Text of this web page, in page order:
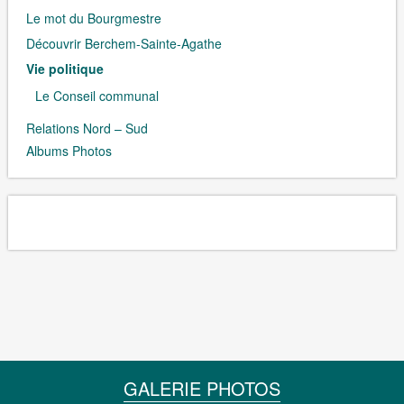
Le mot du Bourgmestre
Découvrir Berchem-Sainte-Agathe
Vie politique
Le Conseil communal
Relations Nord – Sud
Albums Photos
GALERIE PHOTOS